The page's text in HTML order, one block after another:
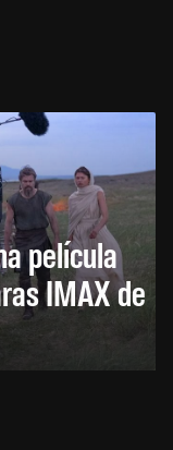
película
IMAX de